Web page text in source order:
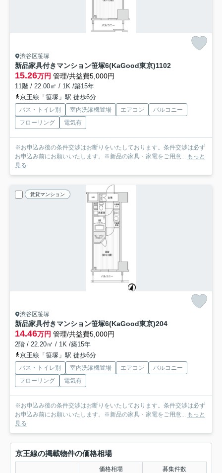
渋谷区笹塚
新品家具付きマンション笹塚6(KaGood東京)1102
15.26万円 管理/共益費5,000円
11階 / 22.00㎡ / 1K /築15年
京王線「笹塚」駅 徒歩6分
バス・トイレ別 室内洗濯機置場 エアコン
バルコニー
フローリング
電気有
※お申込み後の条件交渉はお断りをいたしております。条件交渉は必ず
お申込み前にお願いいたします。※新品の家具・家電をご用意...
もっと
見る
賃貸マンション
渋谷区笹塚
新品家具付きマンション笹塚6(KaGood東京)204
14.46万円 管理/共益費5,000円
2階 / 22.20㎡ / 1K /築15年
京王線「笹塚」駅 徒歩6分
バス・トイレ別 室内洗濯機置場 エアコン
バルコニー
フローリング
電気有
※お申込み後の条件交渉はお断りをいたしております。条件交渉は必ず
お申込み前にお願いいたします。※新品の家具・家電をご用意...
もっと
見る
京王線の掲載物件の価格相場
価格相場 募集件数